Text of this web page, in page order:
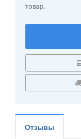
товар.
Отзывы